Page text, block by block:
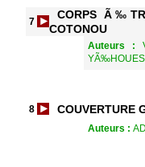
7
CORPS
COTONOU
Auteurs :
8 COUVERTURE
Auteurs :